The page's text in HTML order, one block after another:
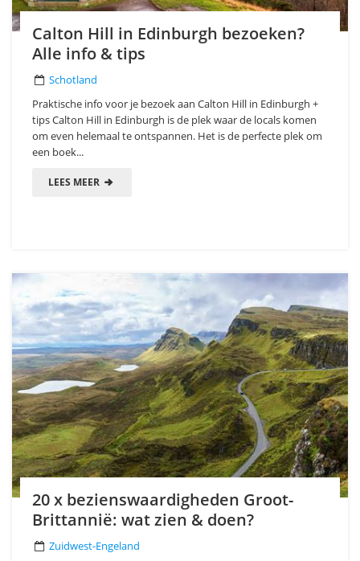
Calton Hill in Edinburgh bezoeken?
Alle info & tips
Schotland
Praktische info voor je bezoek aan Calton Hill in Edinburgh +
tips Calton Hill in Edinburgh is de plek waar de locals komen
om even helemaal te ontspannen. Het is de perfecte plek om
een boek...
LEES MEER
20 x bezienswaardigheden Groot-
Brittannië: wat zien & doen?
Zuidwest-Engeland